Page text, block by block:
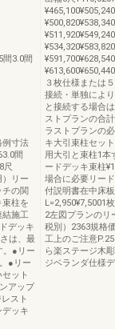
間3.0間
例寸法
間
尺
リー
チの関
柱を
結施工
デッキ
は、最
。●リー
●リー
ット
アップ
スト
ッキ
３枚仕様または
接続・単独によ
と接続する場合
ストプランの合
ラストプランの
キ大引束柱セッ
用大引と束柱1本
ードデッキ束柱
場合に必要リー
付説明書在中床
L=2,950¥7,5001
2左図プランのリ
税別）2363規格
工上のご注意
ら楽ステージ木
ジベランダ仕様